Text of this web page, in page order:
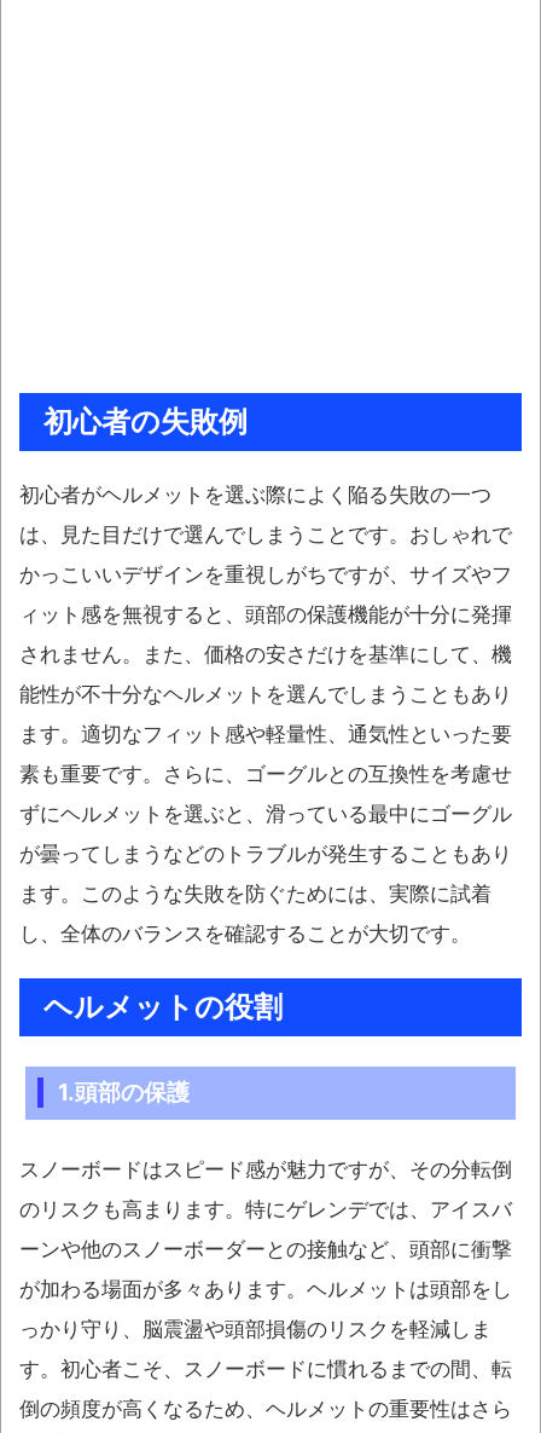
初心者の失敗例
初心者がヘルメットを選ぶ際によく陥る失敗の一つ
は、見た目だけで選んでしまうことです。おしゃれで
かっこいいデザインを重視しがちですが、サイズやフ
ィット感を無視すると、頭部の保護機能が十分に発揮
されません。また、価格の安さだけを基準にして、機
能性が不十分なヘルメットを選んでしまうこともあり
ます。適切なフィット感や軽量性、通気性といった要
素も重要です。さらに、ゴーグルとの互換性を考慮せ
ずにヘルメットを選ぶと、滑っている最中にゴーグル
が曇ってしまうなどのトラブルが発生することもあり
ます。このような失敗を防ぐためには、実際に試着
し、全体のバランスを確認することが大切です。
ヘルメットの役割
1.頭部の保護
スノーボードはスピード感が魅力ですが、その分転倒
のリスクも高まります。特にゲレンデでは、アイスバ
ーンや他のスノーボーダーとの接触など、頭部に衝撃
が加わる場面が多々あります。ヘルメットは頭部をし
っかり守り、脳震盪や頭部損傷のリスクを軽減しま
す。初心者こそ、スノーボードに慣れるまでの間、転
倒の頻度が高くなるため、ヘルメットの重要性はさら